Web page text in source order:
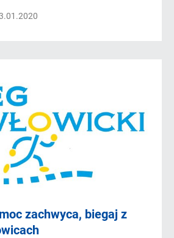
zachwyca, biegaj z